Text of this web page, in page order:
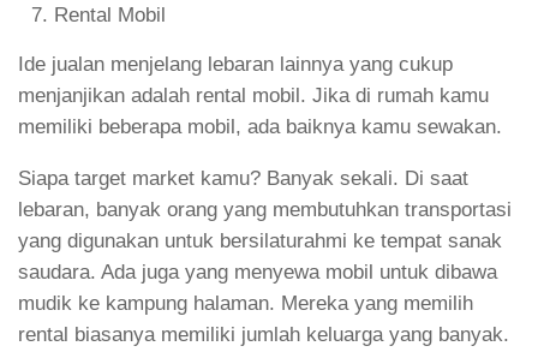
Rental Mobil
Ide jualan menjelang lebaran lainnya yang cukup
menjanjikan adalah rental mobil. Jika di rumah kamu
memiliki beberapa mobil, ada baiknya kamu sewakan.
Siapa target market kamu? Banyak sekali. Di saat
lebaran, banyak orang yang membutuhkan transportasi
yang digunakan untuk bersilaturahmi ke tempat sanak
saudara. Ada juga yang menyewa mobil untuk dibawa
mudik ke kampung halaman. Mereka yang memilih
rental biasanya memiliki jumlah keluarga yang banyak.